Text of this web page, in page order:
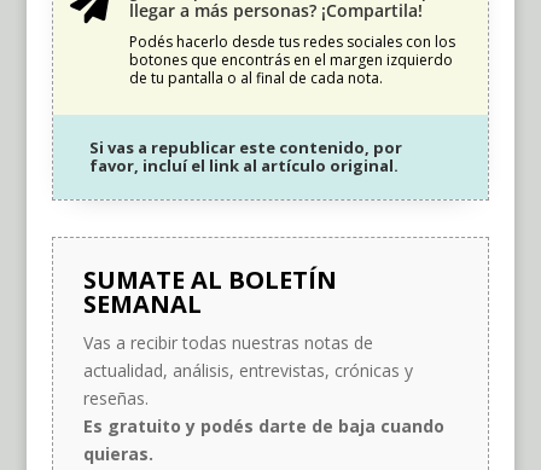
llegar a más personas? ¡Compartila!
Podés hacerlo desde tus redes sociales con los
botones que encontrás en el margen izquierdo
de tu pantalla o al final de cada nota.
Si vas a republicar este contenido, por
favor, incluí el link al artículo original.
SUMATE AL BOLETÍN
SEMANAL
Vas a recibir todas nuestras notas de
actualidad, análisis, entrevistas, crónicas y
reseñas.
Es gratuito y podés darte de baja cuando
quieras.